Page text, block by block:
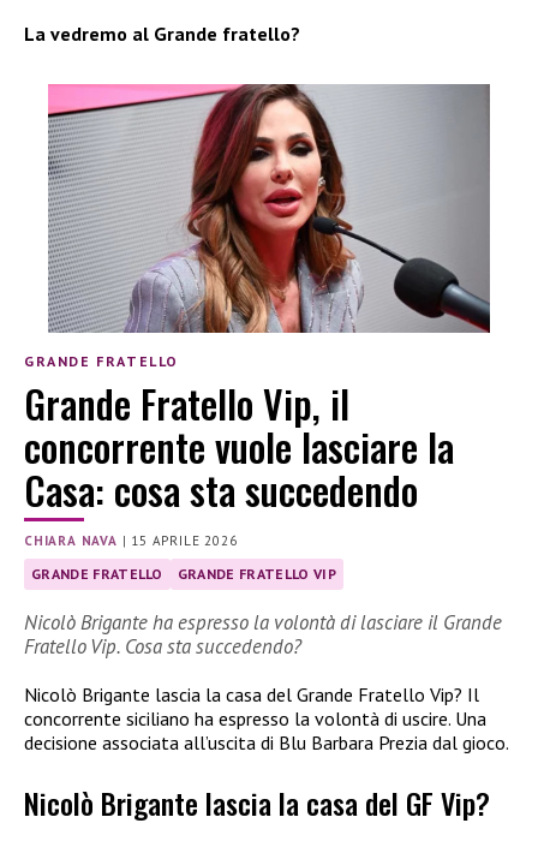
La vedremo al Grande fratello?
GRANDE FRATELLO
Grande Fratello Vip, il
concorrente vuole lasciare la
Casa: cosa sta succedendo
CHIARA NAVA | 15 APRILE 2026
GRANDE FRATELLO GRANDE FRATELLO VIP
Nicolò Brigante ha espresso la volontà di lasciare il Grande
Fratello Vip. Cosa sta succedendo?
Nicolò Brigante lascia la casa del Grande Fratello Vip? Il
concorrente siciliano ha espresso la volontà di uscire. Una
decisione associata all’uscita di Blu Barbara Prezia dal gioco.
Nicolò Brigante lascia la casa del GF Vip?